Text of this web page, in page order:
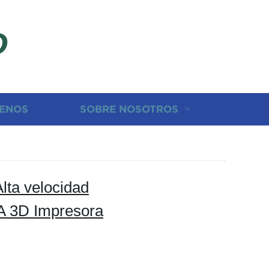
SOBRE NOSOTROS
velocidad
3D Impresora